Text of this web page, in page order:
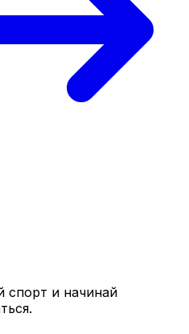
спорт и начинай